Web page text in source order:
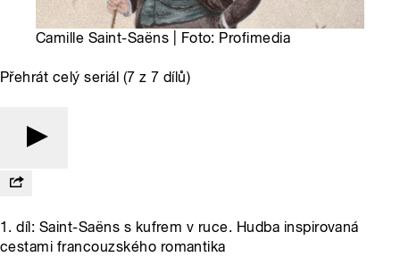
Camille Saint-Saëns | Foto: Profimedia
Přehrát celý seriál (7 z 7 dílů)
1. díl: Saint-Saëns s kufrem v ruce. Hudba inspirovaná
cestami francouzského romantika